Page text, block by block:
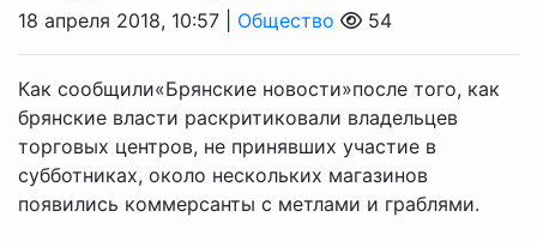
18 апреля 2018, 10:57 | Общество 54
Как сообщили«Брянские новости»после того, как
брянские власти раскритиковали владельцев
торговых центров, не принявших участие в
субботниках, около нескольких магазинов
появились коммерсанты с метлами и граблями.